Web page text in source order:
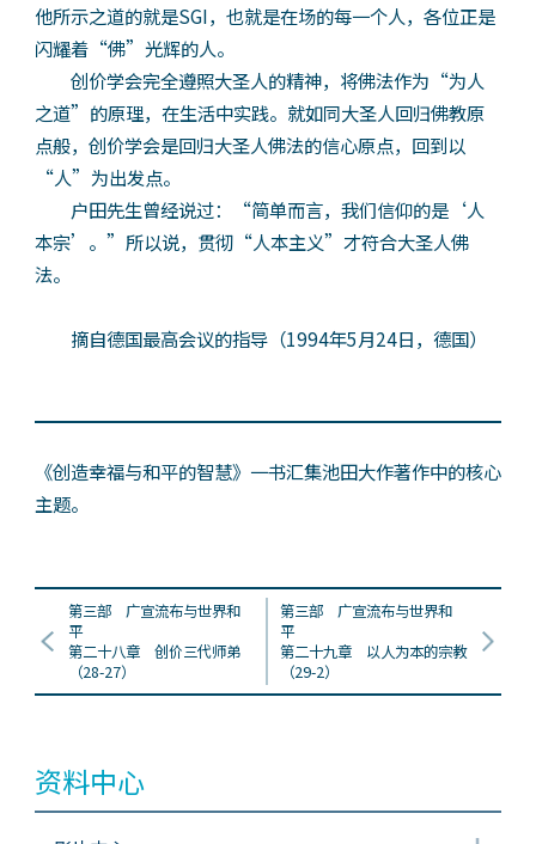
他所示之道的就是SGI，也就是在场的每一个人，各位正是
闪耀着“佛”光辉的人。
创价学会完全遵照大圣人的精神，将佛法作为“为人
之道”的原理，在生活中实践。就如同大圣人回归佛教原
点般，创价学会是回归大圣人佛法的信心原点，回到以
“人”为出发点。
户田先生曾经说过：“简单而言，我们信仰的是‘人
本宗’。”所以说，贯彻“人本主义”才符合大圣人佛
法。
摘自德国最高会议的指导（1994年5月24日，德国）
《创造幸福与和平的智慧》一书汇集池田大作著作中的核心
主题。
第三部 广宣流布与世界和
平
第二十八章 创价三代师弟
（28-27）
第三部 广宣流布与世界和
平
第二十九章 以人为本的宗教
（29-2）
资料中心